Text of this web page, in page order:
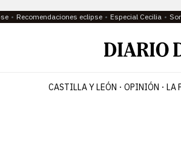
Recomendaciones eclipse Especial Cecilia
CASTILLA Y LEÓN OPINIÓN LA